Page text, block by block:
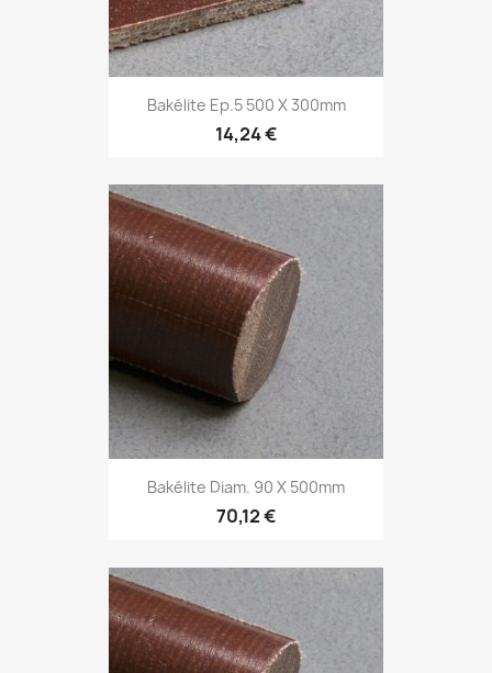
Bakélite Ep.5 500 X 300mm
14,24 €
Bakélite Diam. 90 X 500mm
70,12 €